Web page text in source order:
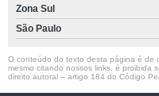
Zona Sul
São Paulo
O conteúdo do texto desta página é de
mesmo citando nossos links, é proibida
direito autoral – artigo 184 do Código